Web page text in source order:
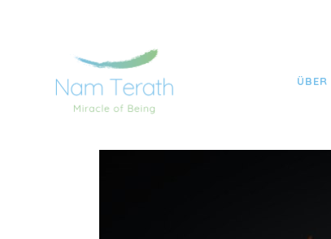
NAM TERATH YOGA TOBIAS FRITZSCHE